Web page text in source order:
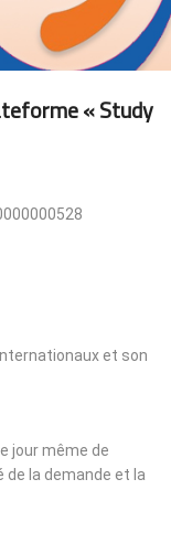
« Study
et son
jour même de
de la demande et la